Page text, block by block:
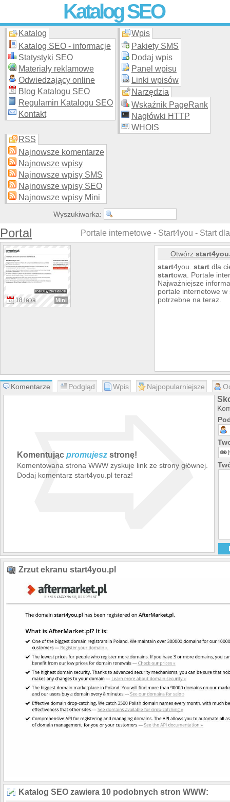
Katalog SEO
Skuteczna i promocja stron WWW –
moderowanego katalogu za darmo!
Katalog
Katalog SEO - informacje
Statystyki SEO
Materiały reklamowe
Odwiedzający online
Blog Katalogu SEO
Regulamin Katalogu SEO
Kontakt
Wpis
Pakiety SMS
Dodaj wpis
Panel wpisu
Linki wpisów
Narzędzia
Wskaźnik PageRank
Nagłówki HTTP
WHOIS
RSS
Najnowsze komentarze
Najnowsze wpisy
Najnowsze wpisy SMS
Najnowsze wpisy SEO
Najnowsze wpisy Mini
Wyszukiwarka:
Portal Portale internetowe - Start4you - Start
18 lat/a Mini
Otwórz
start4you.start dla
startowa. Portale
Najważniejsze
portale internetowe
potrzebne na teraz.
Komentarze Podgląd Wpis Najpopularniejsze
Komentując promujesz stronę!
Komentowana strona WWW zyskuje link ze strony głównej.
Dodaj komentarz start4you.pl teraz!
➯
Zrzut ekranu start4you.pl
Katalog SEO zawiera 10 podobnych stron WWW: